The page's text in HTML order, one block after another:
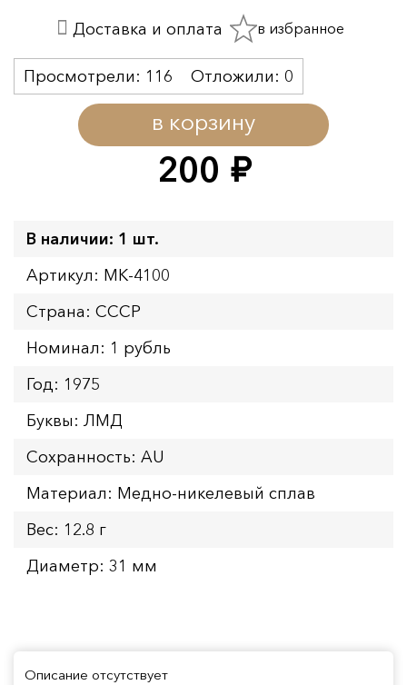
200 руб.
в корзину
Просмотрели: 116 Отложили: 0
Доставка и оплата в избранное
В наличии: 1 шт.
Артикул: MK-4100
Страна: СССР
Номинал: 1 рубль
Год: 1975
Буквы: ЛМД
Сохранность: AU
Материал: Медно-никелевый сплав
Вес: 12.8 г
Диаметр: 31 мм
Описание отсутствует